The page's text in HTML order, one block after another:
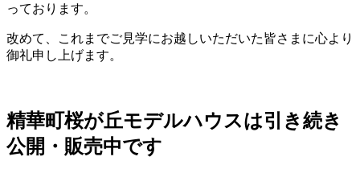
っております。
改めて、これまでご見学にお越しいただいた皆さまに心より
御礼申し上げます。
精華町桜が丘モデルハウスは引き続き
公開・販売中です